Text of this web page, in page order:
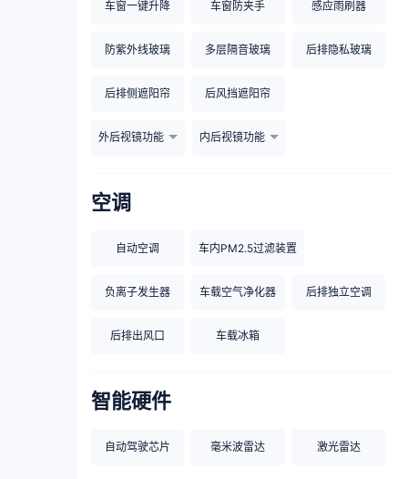
车窗一键升降 车窗防夹手 感应雨刷器
防紫外线玻璃 多层隔音玻璃 后排隐私玻璃
后排侧遮阳帘 后风挡遮阳帘
外后视镜功能 内后视镜功能
空调
自动空调 车内PM2.5过滤装置
负离子发生器 车载空气净化器 后排独立空调
后排出风口 车载冰箱
智能硬件
自动驾驶芯片 毫米波雷达 激光雷达